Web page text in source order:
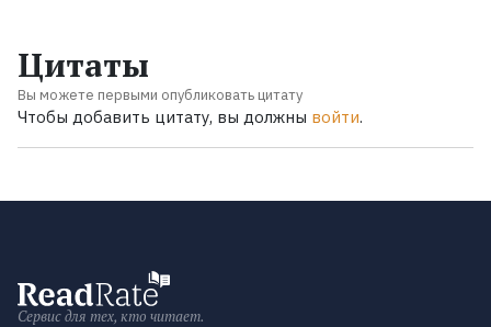
Цитаты
Вы можете первыми опубликовать цитату
Чтобы добавить цитату, вы должны войти.
Сервис для тех, кто читает.